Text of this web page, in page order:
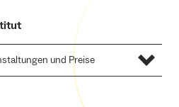
und Preise